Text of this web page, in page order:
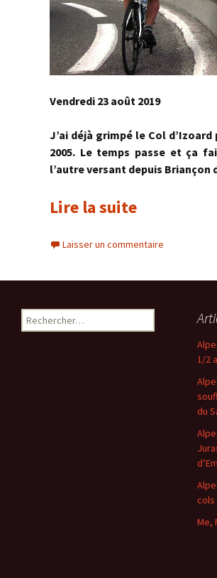
Vendredi 23 août 2019
J’ai déjà grimpé le Col
2005. Le temps passe et ça
l’autre versant depuis Briançon
Lire la suite
Laisser un commentaire
Rechercher :
1/2
du
cols
Me,